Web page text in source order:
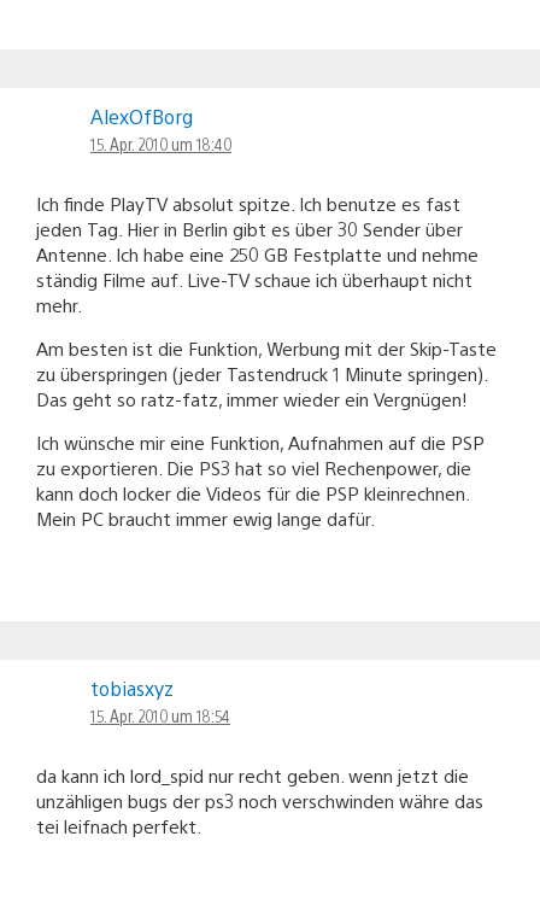
AlexOfBorg
15. Apr. 2010 um 18:40
Ich finde PlayTV absolut spitze. Ich benutze es fast
jeden Tag. Hier in Berlin gibt es über 30 Sender über
Antenne. Ich habe eine 250 GB Festplatte und nehme
ständig Filme auf. Live-TV schaue ich überhaupt nicht
mehr.
Am besten ist die Funktion, Werbung mit der Skip-Taste
zu überspringen (jeder Tastendruck 1 Minute springen).
Das geht so ratz-fatz, immer wieder ein Vergnügen!
Ich wünsche mir eine Funktion, Aufnahmen auf die PSP
zu exportieren. Die PS3 hat so viel Rechenpower, die
kann doch locker die Videos für die PSP kleinrechnen.
Mein PC braucht immer ewig lange dafür.
tobiasxyz
15. Apr. 2010 um 18:54
da kann ich lord_spid nur recht geben. wenn jetzt die
unzähligen bugs der ps3 noch verschwinden währe das
tei leifnach perfekt.